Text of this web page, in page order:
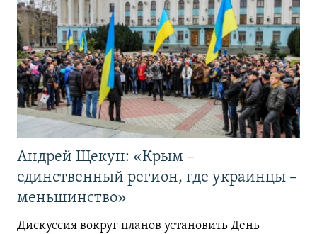
Андрей Щекун: «Крым –
единственный регион, где украинцы –
меньшинство»
Дискуссия вокруг планов установить День